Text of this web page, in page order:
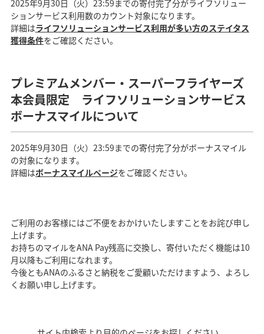
2025年9月30日（火）23:59までの寄付完了分がライフソリュー
ションサービス利用数のカウント対象になります。
詳細はライフソリューションサービス利用が多い方のステイタス
獲得条件をご確認ください。
プレミアムメンバー・スーパーフライヤーズ
本会員限定 ライフソリューションサービス
ボーナスマイルについて
2025年9月30日（火）23:59までの寄付完了分がボーナスマイル
の対象になります。
詳細はボーナスマイルページをご確認ください。
ご利用のお客様にはご不便をおかけいたしますことをお詫び申し
上げます。
お持ちのマイルをANA Pay残高に交換し、寄付いただく機能は10
月以降もご利用になれます。
今後ともANAのふるさと納税をご愛顧いただけますよう、よろし
くお願い申し上げます。